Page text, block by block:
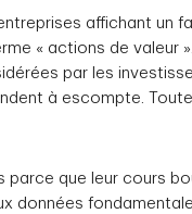
affichant un
« actions de valeur
par les
à escompte.
parce que leur cours
données